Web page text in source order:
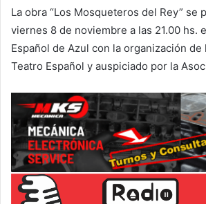
La obra “Los Mosqueteros del Rey” se
viernes 8 de noviembre a las 21.00 hs.
Español de Azul con la organización de
Teatro Español y auspiciado por la